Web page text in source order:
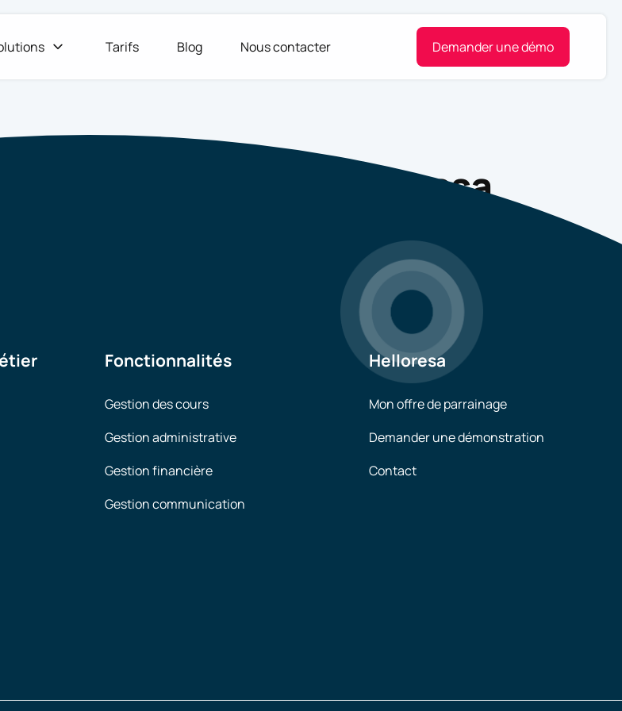
Tarifs Blog Nous contacter Demander une démo
votre compte Helloresa
Fonctionnalités
Gestion des cours
Gestion administrative
Gestion financière
Gestion communication
Helloresa
Mon offre de parrainage
Demander une démonstration
Contact